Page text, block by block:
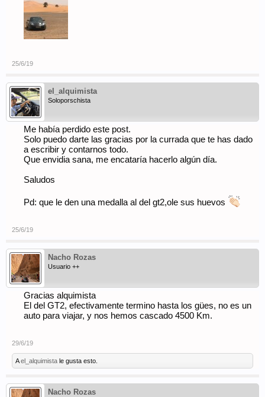
25/6/19
el_alquimista
Soloporschista
Me había perdido este post.
Solo puedo darte las gracias por la currada que te has dado
a escribir y contarnos todo.
Que envidia sana, me encataría hacerlo algún día.
Saludos
Pd: que le den una medalla al del gt2,ole sus huevos
25/6/19
Nacho Rozas
Usuario ++
Gracias alquimista
El del GT2, efectivamente termino hasta los gües, no es un
auto para viajar, y nos hemos cascado 4500 Km.
29/6/19
Ael_alquimista le gusta esto.
Nacho Rozas